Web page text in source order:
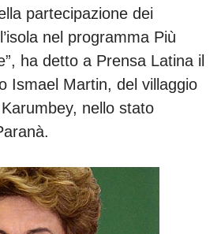
partecipazione dei
nel programma Più
ha detto a Prensa Latina il
Ismael Martin, del villaggio
nello stato